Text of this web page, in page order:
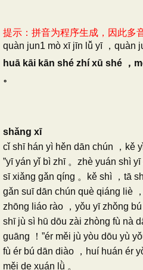
提示：拼音为程序生成，因此多
quàn jun1 mò xī jīn lǚ yī ，quàn
huā kāi kān shé zhí xū shé ，
。
shǎng xī
cǐ shī hán yì hěn dān chún ，kě
”yī yán yǐ bì zhī 。zhè yuán shì
sī xiǎng gǎn qíng 。kě shì ，tā
gǎn suī dān chún què qiáng liè
zhōng liáo rào ，yǒu yī zhǒng
shī jù sì hū dōu zài zhòng fù nà
guāng ！”ér měi jù yòu dōu yù
fù ér bú dān diào ，huí huán ér
měi de xuán lǜ 。